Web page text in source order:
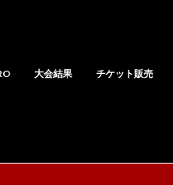
大会結果 チケット販売